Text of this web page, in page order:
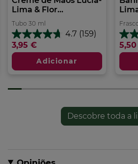
Lima & Flor...
Tubo 30 ml
4.7 (159)
4.7
em
5
estrelas.
159
3,95 €
Adicionar
4.8
em
5
827
Descobre toda a